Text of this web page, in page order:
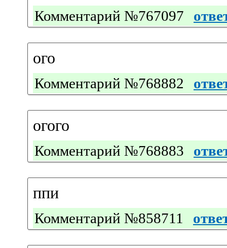
Комментарий №767097
ого
Комментарий №768882
огого
Комментарий №768883
ппи
Комментарий №858711